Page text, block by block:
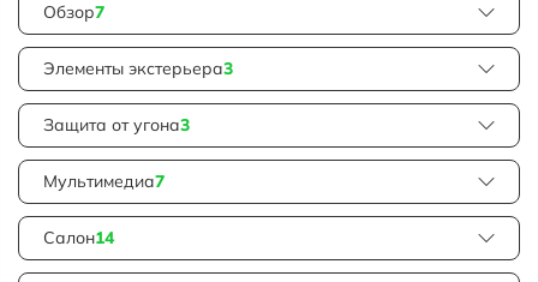
Обзор7
Элементы экстерьера3
Защита от угона3
Мультимедиа7
Салон14